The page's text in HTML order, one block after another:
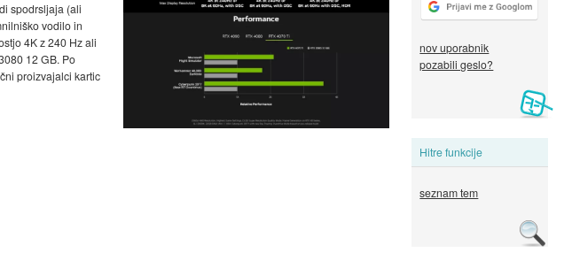
nov uporabnik
pozabili geslo?
Hitre funkcije
seznam tem
spodrsljaja (ali
vodilo in
4K z 240 Hz ali
12 GB. Po
proizvajalci kartic